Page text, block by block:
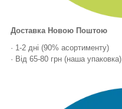
Доставка Новою Поштою
· 1-2 дні (90% асортименту)
· Від 65-80 грн (наша упаковка)